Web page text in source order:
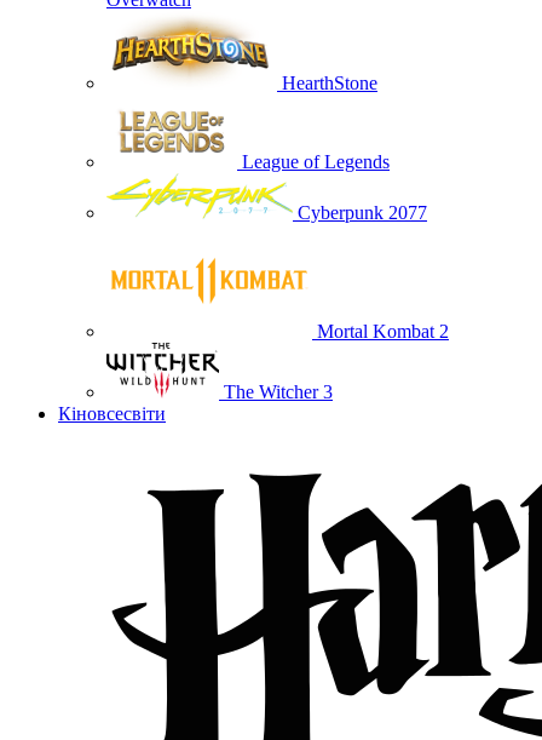
HearthStone
League of Legends
Cyberpunk 2077
Mortal Kombat 2
The Witcher 3
Кіновсесвіти